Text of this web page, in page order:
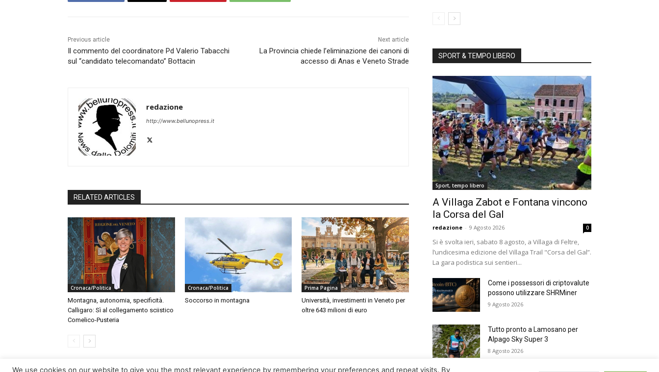
Previous article
Il commento del coordinatore Pd Valerio Tabacchi
sul “candidato telecomandato” Bottacin
Next article
La Provincia chiede l’eliminazione dei canoni di
accesso di Anas e Veneto Strade
redazione
http://www.bellunopress.it
RELATED ARTICLES
Cronaca/Politica
Montagna, autonomia, specificità.
Calligaro: Sì al collegamento sciistico
Comelico-Pusteria
Cronaca/Politica
Soccorso in montagna
Prima Pagina
Università, investimenti in Veneto per
oltre 643 milioni di euro
SPORT & TEMPO LIBERO
Sport, tempo libero
A Villaga Zabot e Fontana vincono
la Corsa del Gal
redazione - 9 Agosto 2026 0
Si è svolta ieri, sabato 8 agosto, a Villaga di Feltre,
l’undicesima edizione del Villaga Trail "Corsa del Gal”.
La gara podistica sui sentieri...
Come i possessori di criptovalute
possono utilizzare SHRMiner
9 Agosto 2026
Tutto pronto a Lamosano per
Alpago Sky Super 3
8 Agosto 2026
We use cookies on our website to give you the most relevant experience by remembering your preferences and repeat visits. By